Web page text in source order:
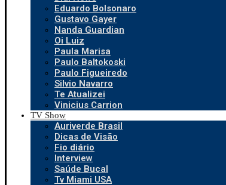
Eduardo Bolsonaro
Gustavo Gayer
Nanda Guardian
Oi Luiz
Paula Marisa
Paulo Baltokoski
Paulo Figueiredo
Silvio Navarro
Te Atualizei
Vinicius Carrion
TV Show
Auriverde Brasil
Dicas de Visão
Fio diário
Interview
Saúde Bucal
Tv Miami USA